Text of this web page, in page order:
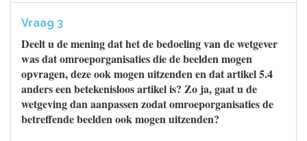
Vraag 3
Deelt u de mening dat het de bedoeling van de wetgever
was dat omroeporganisaties die de beelden mogen
opvragen, deze ook mogen uitzenden en dat artikel 5.4
anders een betekenisloos artikel is? Zo ja, gaat u de
wetgeving dan aanpassen zodat omroeporganisaties de
betreffende beelden ook mogen uitzenden?